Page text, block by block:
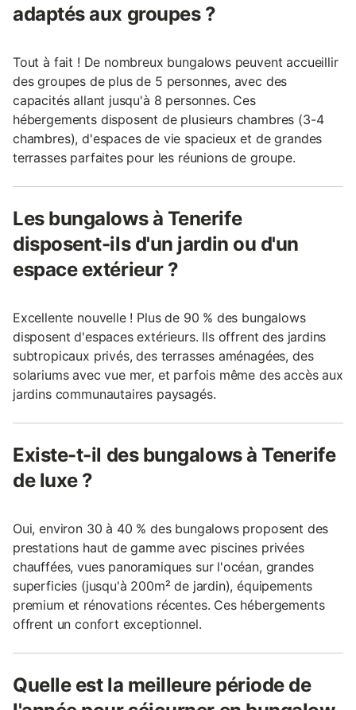
adaptés aux groupes ?
Tout à fait ! De nombreux bungalows peuvent accueillir
des groupes de plus de 5 personnes, avec des
capacités allant jusqu'à 8 personnes. Ces
hébergements disposent de plusieurs chambres (3-4
chambres), d'espaces de vie spacieux et de grandes
terrasses parfaites pour les réunions de groupe.
Les bungalows à Tenerife
disposent-ils d'un jardin ou d'un
espace extérieur ?
Excellente nouvelle ! Plus de 90 % des bungalows
disposent d'espaces extérieurs. Ils offrent des jardins
subtropicaux privés, des terrasses aménagées, des
solariums avec vue mer, et parfois même des accès aux
jardins communautaires paysagés.
Existe-t-il des bungalows à Tenerife
de luxe ?
Oui, environ 30 à 40 % des bungalows proposent des
prestations haut de gamme avec piscines privées
chauffées, vues panoramiques sur l'océan, grandes
superficies (jusqu'à 200m² de jardin), équipements
premium et rénovations récentes. Ces hébergements
offrent un confort exceptionnel.
Quelle est la meilleure période de